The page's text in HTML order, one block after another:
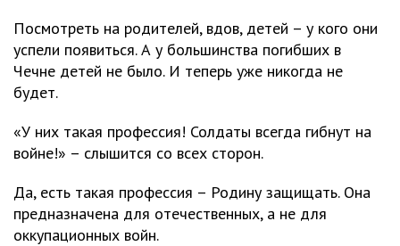
Посмотреть на родителей, вдов, детей – у кого они
успели появиться. А у большинства погибших в
Чечне детей не было. И теперь уже никогда не
будет.
«У них такая профессия! Солдаты всегда гибнут на
войне!» – слышится со всех сторон.
Да, есть такая профессия – Родину защищать. Она
предназначена для отечественных, а не для
оккупационных войн.